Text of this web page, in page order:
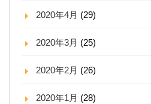
2020年4月 (29)
2020年3月 (25)
2020年2月 (26)
2020年1月 (28)